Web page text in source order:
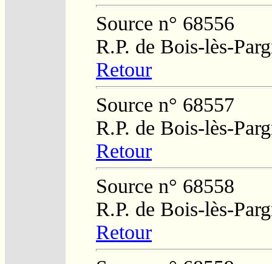
Source n° 68556
R.P. de Bois-lès-
Retour
Source n° 68557
R.P. de Bois-lès-
Retour
Source n° 68558
R.P. de Bois-lès-
Retour